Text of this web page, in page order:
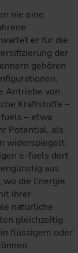
nie eine
er für die
der
gehören
Antriebe von
Kraftstoffe –
– etwa
Potential, als
widerspiegelt.
e-fuels dort
aus
die Energie
ihrer
natürliche
gleichzeitig
flüssigem oder